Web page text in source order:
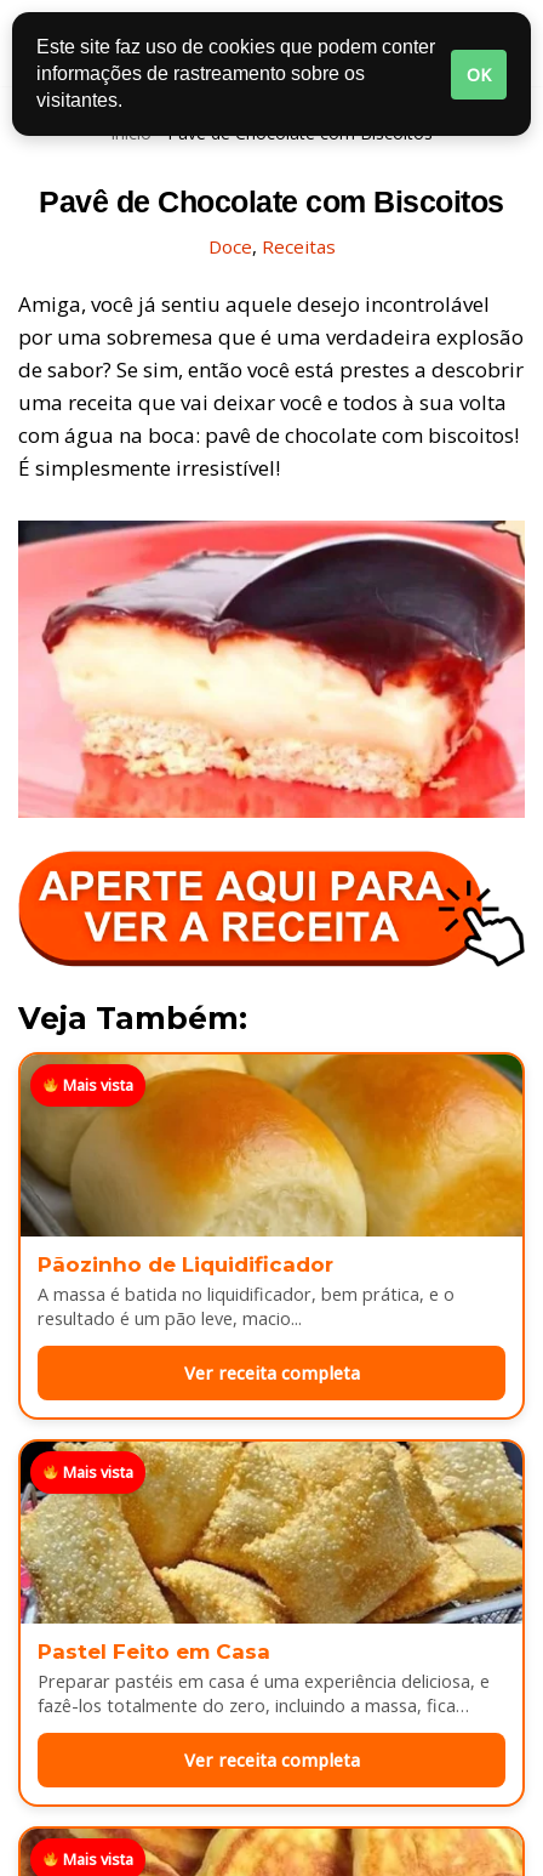
Pular
para
o
Início-Pavê de Chocolate com Biscoitos
Pavê de Chocolate com Biscoitos
Doce, Receitas
Amiga, você já sentiu aquele desejo incontrolável
por uma sobremesa que é uma verdadeira explosão
de sabor? Se sim, então você está prestes a descobrir
uma receita que vai deixar você e todos à sua volta
com água na boca: pavê de chocolate com biscoitos!
É simplesmente irresistível!
Veja Também:
Mais vista
Pãozinho de Liquidificador
A massa é batida no liquidificador, bem prática, e o
resultado é um pão leve, macio...
Ver receita completa
Mais vista
Pastel Feito em Casa
Preparar pastéis em casa é uma experiência deliciosa, e
fazê-los totalmente do zero, incluindo a massa, fica
melhor ainda...
Ver receita completa
Mais vista
Este site faz uso de cookies que podem conter
informações de rastreamento sobre os
visitantes.
OK